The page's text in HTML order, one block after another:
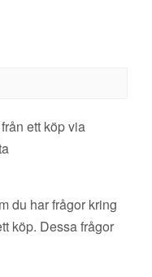
ett köp via
du har frågor kring
köp. Dessa frågor